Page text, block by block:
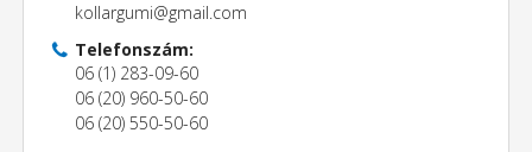
kollargumi@gmail.com
Telefonszám:
06 (1) 283-09-60
06 (20) 960-50-60
06 (20) 550-50-60